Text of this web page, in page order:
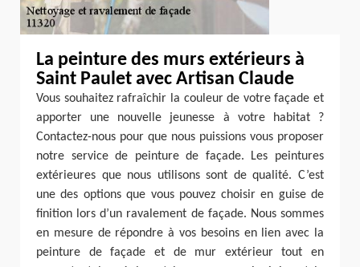
La peinture des murs extérieurs à
Saint Paulet avec Artisan Claude
Vous souhaitez rafraîchir la couleur de votre façade et
apporter une nouvelle jeunesse à votre habitat ?
Contactez-nous pour que nous puissions vous proposer
notre service de peinture de façade. Les peintures
extérieures que nous utilisons sont de qualité. C’est
une des options que vous pouvez choisir en guise de
finition lors d’un ravalement de façade. Nous sommes
en mesure de répondre à vos besoins en lien avec la
peinture de façade et de mur extérieur tout en